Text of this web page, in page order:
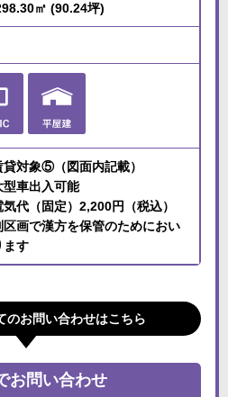
㎡ (90.24坪)
貸対象⑤（図面内記載）
型車出入可能
代（固定）2,200円（税込）
区画で漢方を保管のためにおい
ます
のお問い合わせはこちら
お問い合わせ